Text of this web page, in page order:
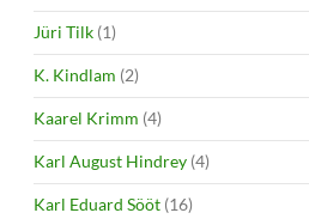
Jüri Tilk (1)
K. Kindlam (2)
Kaarel Krimm (4)
Karl August Hindrey (4)
Karl Eduard Sööt (16)